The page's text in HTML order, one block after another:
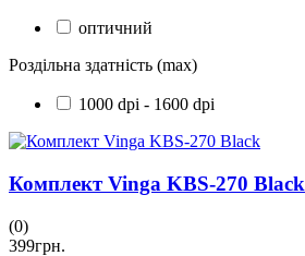
оптичний
Роздільна здатність (max)
1000 dpi - 1600 dpi
Комплект Vinga KBS-270 Black
(0)
399грн.